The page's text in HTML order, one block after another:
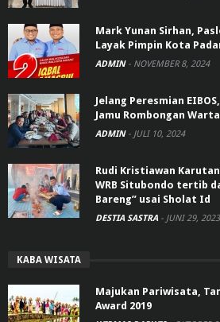
Mark Yunan Sirhan,
Layak Pimpin Kota
ADMIN - NOVEMBER 8, 2024
Jelang Peresmian
Jamu Rombongan
ADMIN - JULI 10, 2024
Rudi Kristiawan
WRB Situbondo tertib
Bareng” usai Sholat Id
DESTIA SASTRA - JUNI 29, 2023
KABA WISATA
Majukan Pariwisata,
Award 2019